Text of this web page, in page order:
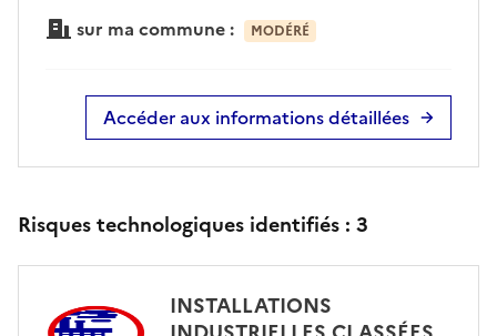
sur ma commune : MODÉRÉ
Accéder aux informations détaillées
Risques technologiques identifiés : 3
INSTALLATIONS